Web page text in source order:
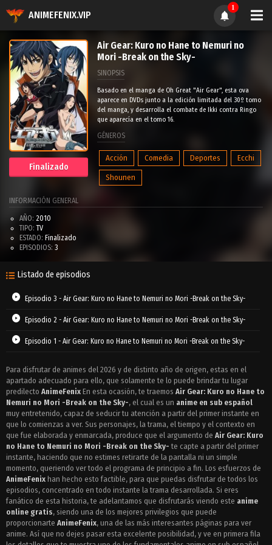
ANIMEFENIX.VIP
1
Finalizado
Air Gear: Kuro no Hane to Nemuri no
Mori -Break on the Sky-
SINOPSIS
Basado en el manga de Oh Great "Air Gear", esta ova
aparece en DVDs junto a la edición limitada del 30º tomo
del manga, y desarrolla el combate de Ikki contra Ringo
que aparecía en el tomo 16.
GÉNEROS
Acción Comedia Deportes Ecchi
Shounen
INFORMACIÓN GENERAL
AÑO: 2010
TIPO: TV
ESTADO: Finalizado
EPISODIOS: 3
Listado de episodios
Episodio 3 - Air Gear: Kuro no Hane to Nemuri no Mori -Break on the Sky-
Episodio 2 - Air Gear: Kuro no Hane to Nemuri no Mori -Break on the Sky-
Episodio 1 - Air Gear: Kuro no Hane to Nemuri no Mori -Break on the Sky-
Para disfrutar de animes del 2026 y de distinto año de origen, estas en el
apartado adecuado para ello, que solamente te lo puede brindar tu lugar
predilecto AnimeFenix En esta ocasión, te traemos Air Gear: Kuro no Hane to
Nemuri no Mori -Break on the Sky-, el cual es un anime en sub español
muy entretenido, capaz de seducir tu atención a partir del primer instante en
que lo comienzas a ver. Sus personajes, la trama, el tiempo y el contexto en
que fue elaborada y enmarcada, produce que el argumento de Air Gear: Kuro
no Hane to Nemuri no Mori -Break on the Sky- te capte a partir del primer
instante, haciendo que no estimes retirarte de la pantalla ni un simple
momento, queriendo ver todo el programa de principio a fin. Los esfuerzos de
AnimeFenix han hecho esto factible, para que puedas disfrutar de todos los
episodios, concentrado en todo instante la trama desarrollada. Si eres
fanático de esta historia, te adelantamos que disfrutarás viendo este anime
online gratis, siendo una de los mejores privilegios que puede
proporcionarte AnimeFenix, una de las más interesantes páginas para ver
anime. Así que no dejes pasar esta excelente posibilidad, y ve en primera fila